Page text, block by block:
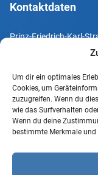
Um dir ein optimales
Cookies, um
zuzugreifen. Wenn du
wie das Surfverhalten
Wenn du deine
bestimmte Merkmale
Kontaktdaten
Prinz-Friedrich-Karl-
Tel. +49 231
Fax +49 231
e-Mail info@uv-
Internet www.uv-